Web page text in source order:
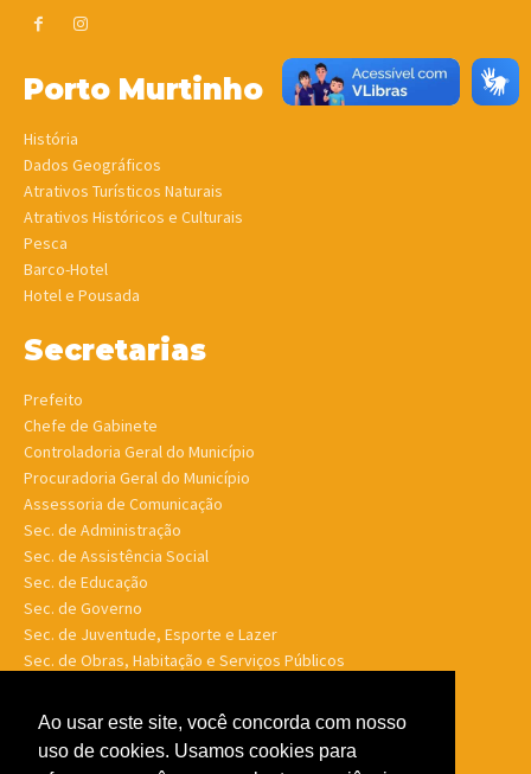
Porto Murtinho
História
Dados Geográficos
Atrativos Turísticos Naturais
Atrativos Históricos e Culturais
Pesca
Barco-Hotel
Hotel e Pousada
Secretarias
Prefeito
Chefe de Gabinete
Controladoria Geral do Município
Procuradoria Geral do Município
Assessoria de Comunicação
Sec. de Administração
Sec. de Assistência Social
Sec. de Educação
Sec. de Governo
Sec. de Juventude, Esporte e Lazer
Sec. de Obras, Habitação e Serviços Públicos
Sec. de Saúde
Sec. de Turismo
Sec. de Meio Ambiente, Desenv. Agrário, Aquicultura e Pesca
Ao usar este site, você concorda com nosso
uso de cookies. Usamos cookies para